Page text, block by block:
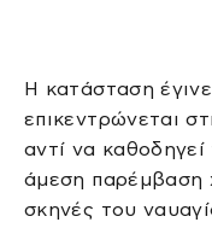
Η κατάσταση
επικεντρώνεται
αντί να καθοδηγεί
άμεση παρέμβαση
σκηνές του